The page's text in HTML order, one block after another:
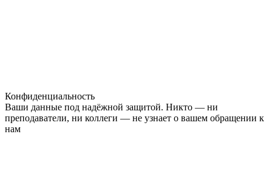
Конфиденциальность
Ваши данные под надёжной защитой. Никто — ни
преподаватели, ни коллеги — не узнает о вашем обращении к
нам